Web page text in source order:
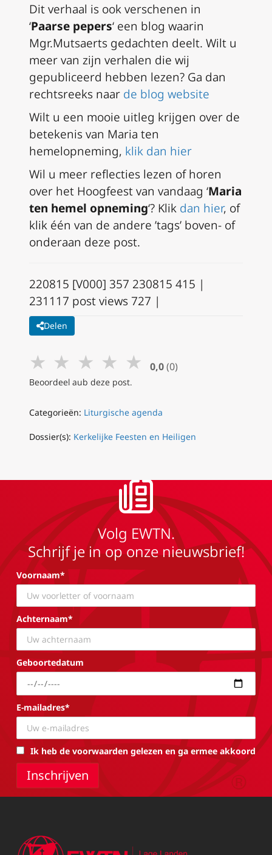
Dit verhaal is ook verschenen in
‘Paarse pepers‘ een blog waarin
Mgr.Mutsaerts gedachten deelt. Wilt u
meer van zijn verhalen die wij
gepubliceerd hebben lezen? Ga dan
rechtsreeks naar de blog website
Wilt u een mooie uitleg krijgen over de
betekenis van Maria ten
hemelopneming, klik dan hier
Wil u meer reflecties lezen of horen
over het Hoogfeest van vandaag ‘Maria
ten hemel opneming‘? Klik dan hier, of
klik één van de andere ’tags’ boven- of
onderaan deze post.
220815 [V000] 357 230815 415 |
231117 post views 727 |
Delen
★ ★ ★ ★ ★ 0,0 (0)
Beoordeel aub deze post.
Categorieën: Liturgische agenda
Dossier(s): Kerkelijke Feesten en Heiligen
Volg EWTN.
Schrijf je in op onze nieuwsbrief!
Voornaam*
Achternaam*
Geboortedatum
E-mailadres*
Ik heb de voorwaarden gelezen en ga ermee akkoord